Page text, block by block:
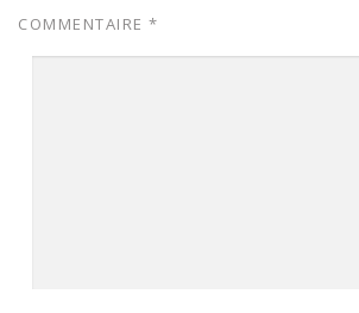
COMMENTAIRE *